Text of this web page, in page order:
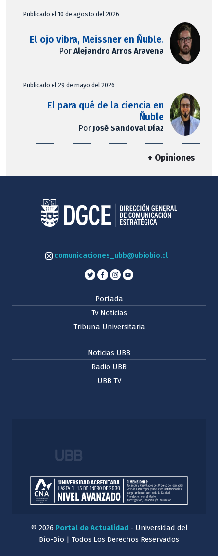
Publicado el 10 de agosto del 2026
El ojo vibra, Meissner en Ñuble.
PorAlejandro Arros Aravena
Publicado el 29 de mayo del 2026
El para qué de la ciencia en
Ñuble
Por José Sandoval Díaz
+ Opiniones
comunicaciones_ubb@ubiobio.cl
Portada
Tv Noticias
Tribuna Universitaria
Noticias UBB
Radio UBB
UBB TV
© 2026 Portal de Actualidad- Universidad del
Bío-Bío | Todos Los Derechos Reservados